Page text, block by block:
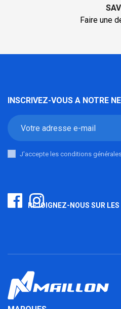
SAV
Faire une
INSCRIVEZ-VOUS A NOTRE
J'accepte les conditions
REJOIGNEZ-NOUS SUR